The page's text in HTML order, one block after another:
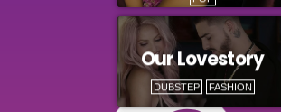
Our Lovestory
DUBSTEP FASHION